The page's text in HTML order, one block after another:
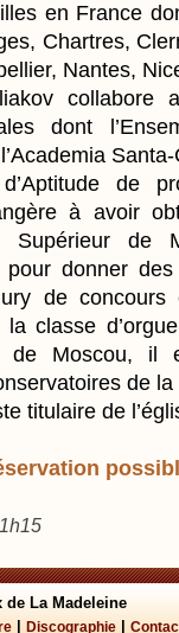
en France
Chartres,
Nantes,
collabore
dont
l’Academia
de
à avoir
Supérieur de
pour donner
de concours
la classe
de Moscou, il
de
titulaire de
de La Madeleine
Discographie